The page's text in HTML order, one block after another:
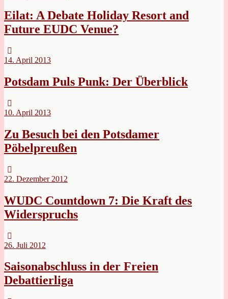
Eilat: A Debate Holiday Resort and
Future EUDC Venue?
14. April 2013
Potsdam Puls Punk: Der Überblick
10. April 2013
Zu Besuch bei den Potsdamer
Pöbelpreußen
22. Dezember 2012
WUDC Countdown 7: Die Kraft des
Widerspruchs
26. Juli 2012
Saisonabschluss in der Freien
Debattierliga